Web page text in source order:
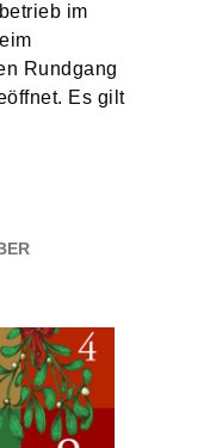
im
Rundgang
Es gilt